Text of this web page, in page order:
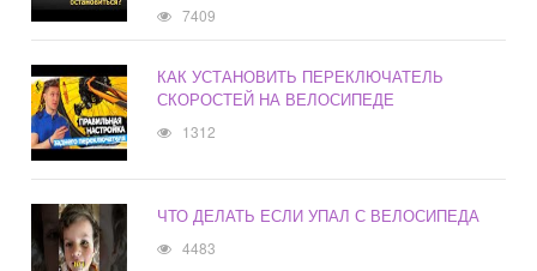
7409
КАК УСТАНОВИТЬ ПЕРЕКЛЮЧАТЕЛЬ
СКОРОСТЕЙ НА ВЕЛОСИПЕДЕ
1312
ЧТО ДЕЛАТЬ ЕСЛИ УПАЛ С ВЕЛОСИПЕДА
4483